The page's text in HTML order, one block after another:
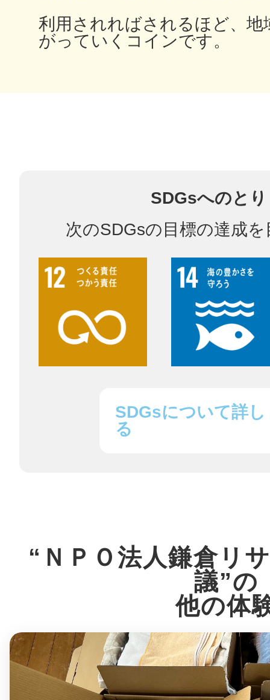
利用されればされるほど、地
がっていくコインです。
SDGsへのと
次のSDGsの目標の達成
SDGsについて詳し
る
“ＮＰＯ法人鎌倉リ
議”の
他の体
多度津
厚木
相模原
渋谷区